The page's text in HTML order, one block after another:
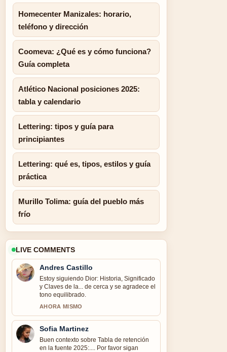
Homecenter Manizales: horario,
teléfono y dirección
Coomeva: ¿Qué es y cómo funciona?
Guía completa
Atlético Nacional posiciones 2025:
tabla y calendario
Lettering: tipos y guía para
principiantes
Lettering: qué es, tipos, estilos y guía
práctica
Murillo Tolima: guía del pueblo más
frío
LIVE COMMENTS
Andres Castillo
Estoy siguiendo Dior: Historia, Significado
y Claves de la... de cerca y se agradece el
tono equilibrado.
AHORA MISMO
Sofia Martinez
Buen contexto sobre Tabla de retención
en la fuente 2025:.... Por favor sigan